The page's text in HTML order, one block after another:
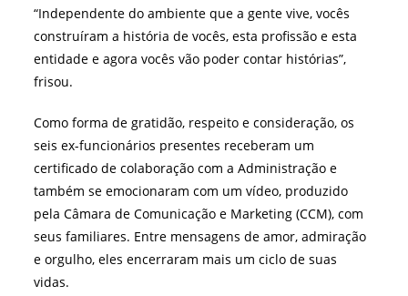
“Independente do ambiente que a gente vive, vocês
construíram a história de vocês, esta profissão e esta
entidade e agora vocês vão poder contar histórias”,
frisou.
Como forma de gratidão, respeito e consideração, os
seis ex-funcionários presentes receberam um
certificado de colaboração com a Administração e
também se emocionaram com um vídeo, produzido
pela Câmara de Comunicação e Marketing (CCM), com
seus familiares. Entre mensagens de amor, admiração
e orgulho, eles encerraram mais um ciclo de suas
vidas.